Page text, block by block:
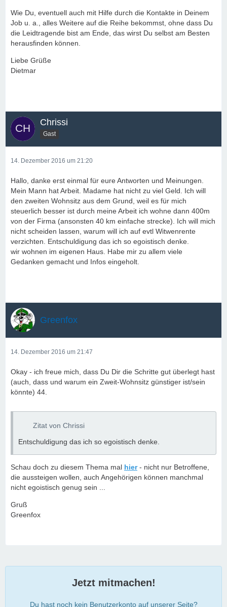
Wie Du, eventuell auch mit Hilfe durch die Kontakte in Deinem
Job u. a., alles Weitere auf die Reihe bekommst, ohne dass Du
die Leidtragende bist am Ende, das wirst Du selbst am Besten
herausfinden können.
Liebe Grüße
Dietmar
Chrissi
Gast
14. Dezember 2016 um 21:20
Hallo, danke erst einmal für eure Antworten und Meinungen.
Mein Mann hat Arbeit. Madame hat nicht zu viel Geld. Ich will
den zweiten Wohnsitz aus dem Grund, weil es für mich
steuerlich besser ist durch meine Arbeit ich wohne dann 400m
von der Firma (ansonsten 40 km einfache strecke). Ich will mich
nicht scheiden lassen, warum will ich auf evtl Witwenrente
verzichten. Entschuldigung das ich so egoistisch denke.
wir wohnen im eigenen Haus. Habe mir zu allem viele
Gedanken gemacht und Infos eingeholt.
Greenfox
14. Dezember 2016 um 21:47
Okay - ich freue mich, dass Du Dir die Schritte gut überlegt hast
(auch, dass und warum ein Zweit-Wohnsitz günstiger ist/sein
könnte) 44.
Zitat von Chrissi
Entschuldigung das ich so egoistisch denke.
Schau doch zu diesem Thema mal hier- nicht nur Betroffene,
die aussteigen wollen, auch Angehörigen können manchmal
nicht egoistisch genug sein ...
Gruß
Greenfox
Jetzt mitmachen!
Du hast noch kein Benutzerkonto auf unserer Seite?